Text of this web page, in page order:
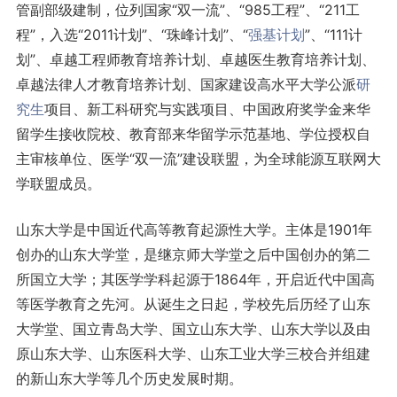
管副部级建制，位列国家“双一流”、“985工程”、“211工
程”，入选“2011计划”、“珠峰计划”、“强基计划”、“111计
划”、卓越工程师教育培养计划、卓越医生教育培养计划、
卓越法律人才教育培养计划、国家建设高水平大学公派研
究生项目、新工科研究与实践项目、中国政府奖学金来华
留学生接收院校、教育部来华留学示范基地、学位授权自
主审核单位、医学“双一流”建设联盟，为全球能源互联网大
学联盟成员。
山东大学是中国近代高等教育起源性大学。主体是1901年
创办的山东大学堂，是继京师大学堂之后中国创办的第二
所国立大学；其医学学科起源于1864年，开启近代中国高
等医学教育之先河。从诞生之日起，学校先后历经了山东
大学堂、国立青岛大学、国立山东大学、山东大学以及由
原山东大学、山东医科大学、山东工业大学三校合并组建
的新山东大学等几个历史发展时期。